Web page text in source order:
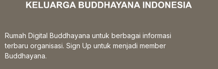
Rumah Digital Buddhayana untuk berbagai informasi
terbaru organisasi. Sign Up untuk menjadi member
Buddhayana.